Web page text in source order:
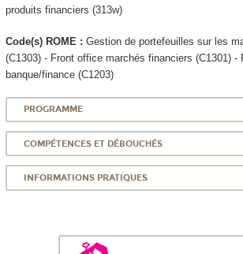
produits financiers (313w)
Code(s) ROME : Gestion de portefeuilles sur les
(C1303) - Front office marchés financiers (C1301) -
banque/finance (C1203)
PROGRAMME
COMPÉTENCES ET DÉBOUCHÉS
INFORMATIONS PRATIQUES